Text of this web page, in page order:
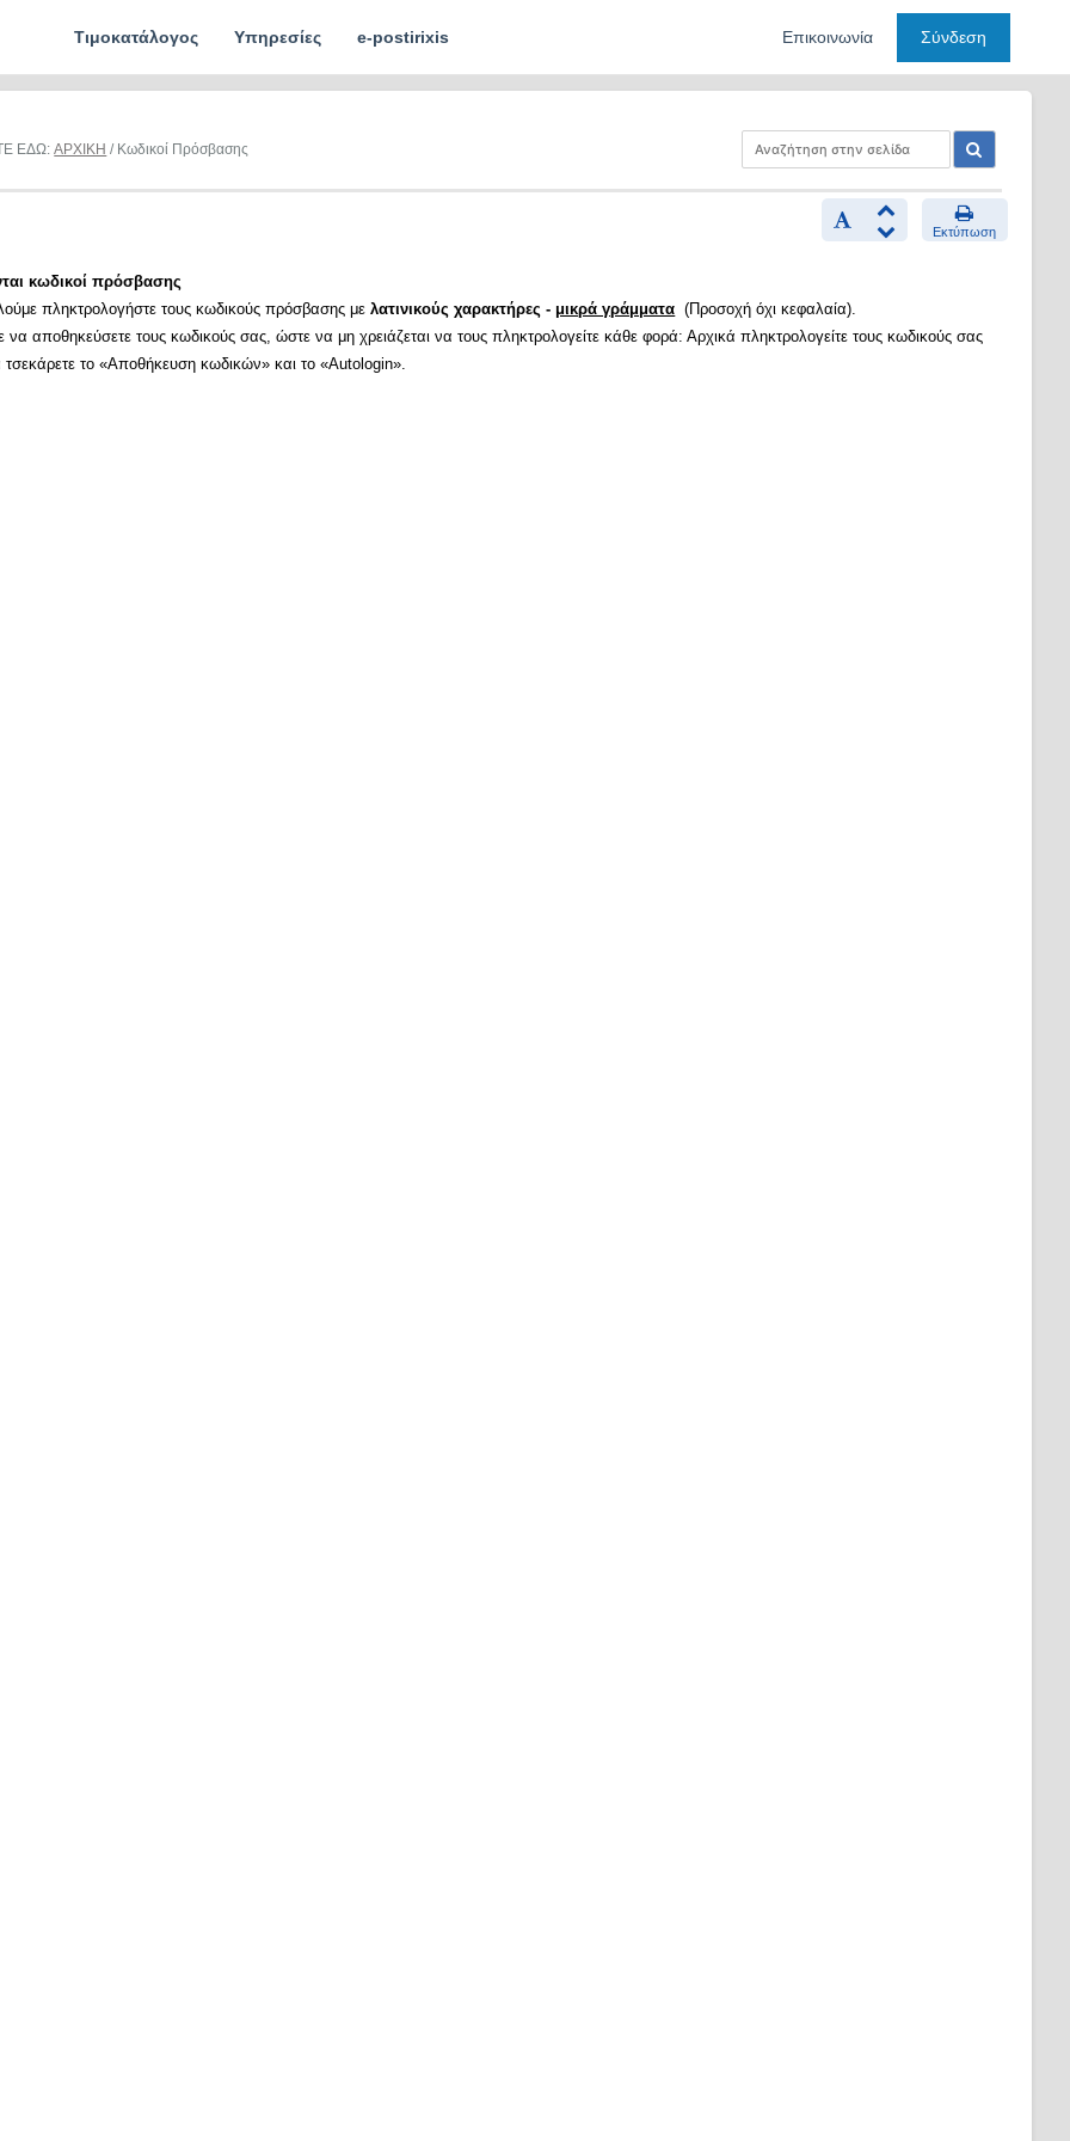
Τιμοκατάλογος Υπηρεσίες e-postirixis Επικοινωνία Σύνδεση
ΕΔΩ:ΑΡΧΙΚΗ / Κωδικοί Πρόσβασης
Εκτύπωση
κωδικοί πρόσβασης
πληκτρολογήστε τους κωδικούς πρόσβασης μελατινικούς χαρακτήρες - μικρά γράμματα (Προσοχή όχι κεφαλαία).
να αποθηκεύσετε τους κωδικούς σας, ώστε να μη χρειάζεται να τους πληκτρολογείτε κάθε φορά: Αρχικά πληκτρολογείτε τους κωδικούς σας
τσεκάρετε το «Αποθήκευση κωδικών» και το «Autologin».